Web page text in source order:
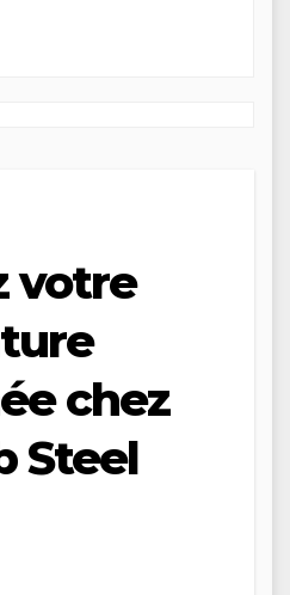
votre
chez
Steel